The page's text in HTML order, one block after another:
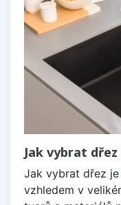
Jak vybrat
Jak vybrat dřez
vzhledem v